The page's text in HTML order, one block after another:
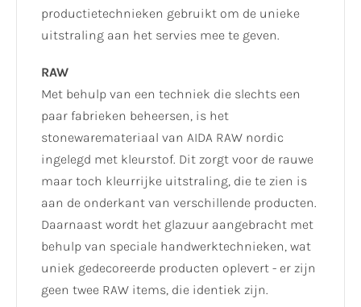
productietechnieken gebruikt om de unieke
uitstraling aan het servies mee te geven.
RAW
Met behulp van een techniek die slechts een
paar fabrieken beheersen, is het
stonewaremateriaal van AIDA RAW nordic
ingelegd met kleurstof. Dit zorgt voor de rauwe
maar toch kleurrijke uitstraling, die te zien is
aan de onderkant van verschillende producten.
Daarnaast wordt het glazuur aangebracht met
behulp van speciale handwerktechnieken, wat
uniek gedecoreerde producten oplevert - er zijn
geen twee RAW items, die identiek zijn.